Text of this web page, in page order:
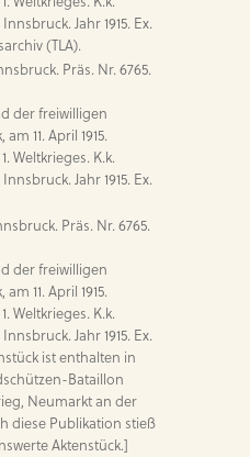
Jahr 1915. Ex.
Präs. Nr. 6765.
der freiwilligen
11. April 1915.
Weltkrieges. K.k.
Jahr 1915. Ex.
Präs. Nr. 6765.
der freiwilligen
11. April 1915.
Weltkrieges. K.k.
Jahr 1915. Ex.
ist enthalten in
Bataillon
Neumarkt an der
diese Publikation stieß
Aktenstück.]